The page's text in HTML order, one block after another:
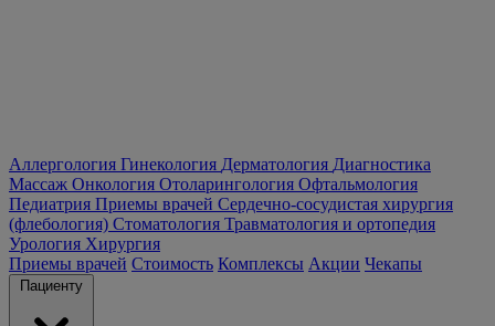
Аллергология Гинекология Дерматология Диагностика
Массаж Онкология Отоларингология Офтальмология
Педиатрия Приемы врачей Сердечно-сосудистая хирургия
(флебология) Стоматология Травматология и ортопедия
Урология Хирургия
Приемы врачей Стоимость Комплексы Акции Чекапы
Пациенту